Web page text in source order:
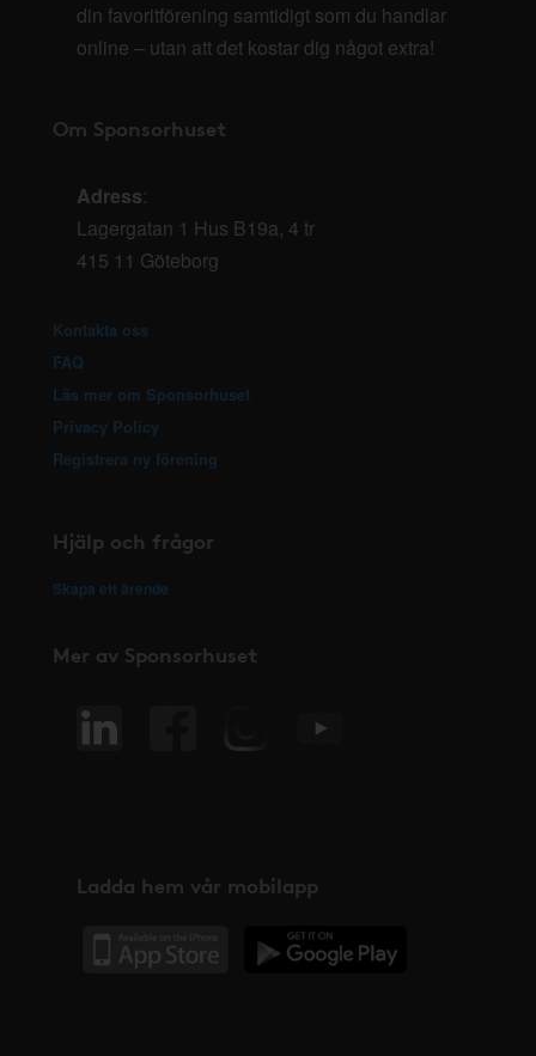
din favoritförening samtidigt som du handlar
online – utan att det kostar dig något extra!
Om Sponsorhuset
Adress:
Lagergatan 1 Hus B19a, 4 tr
415 11 Göteborg
Kontakta oss
FAQ
Läs mer om Sponsorhuset
Privacy Policy
Registrera ny förening
Hjälp och frågor
Skapa ett ärende
Mer av Sponsorhuset
Ladda hem vår mobilapp